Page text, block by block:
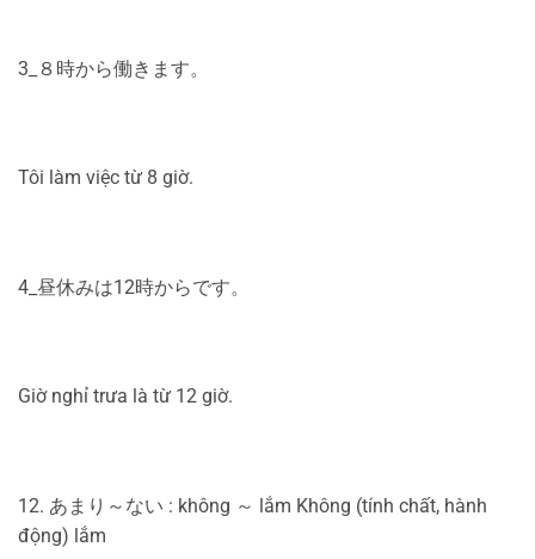
3_８時から働きます。
Tôi làm việc từ 8 giờ.
4_昼休みは12時からです。
Giờ nghỉ trưa là từ 12 giờ.
12. あまり～ない : không ～ lắm Không (tính chất, hành
động) lắm